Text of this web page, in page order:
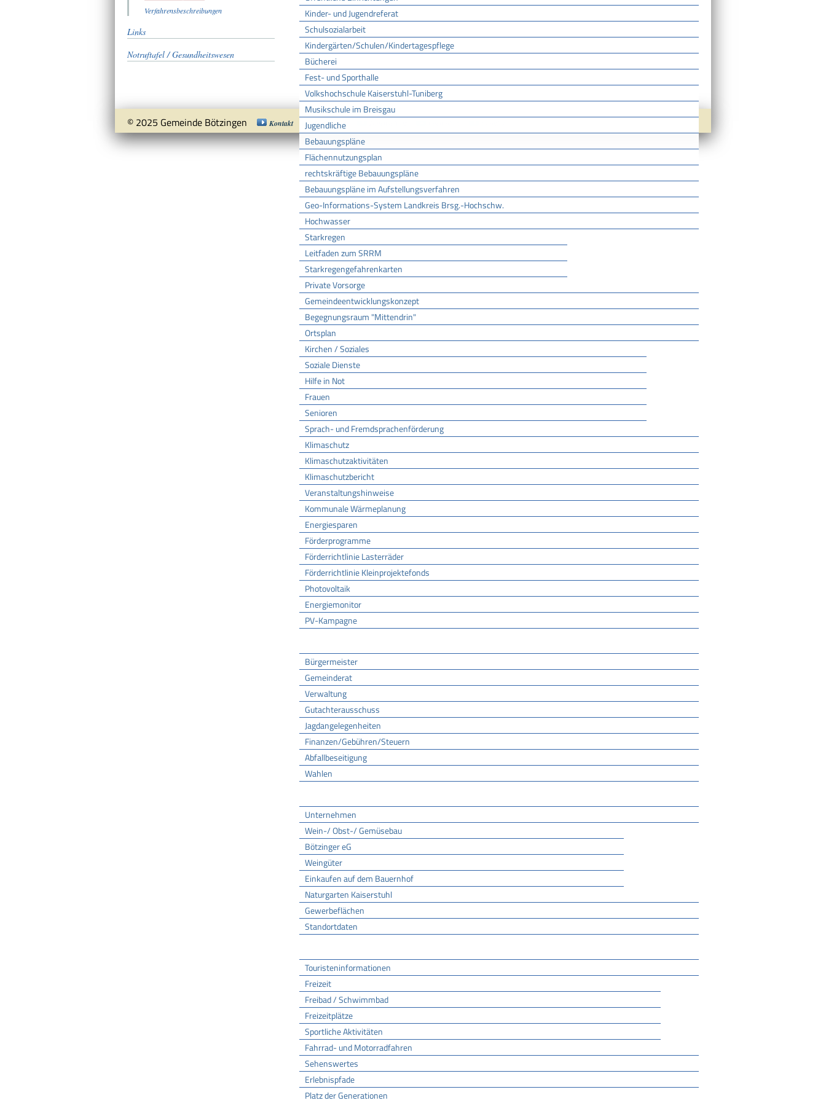
Kinder- und Jugendreferat
Schulsozialarbeit
Kindergärten/Schulen/Kindertagespflege
Bücherei
Fest- und Sporthalle
Volkshochschule Kaiserstuhl-Tuniberg
Musikschule im Breisgau
Jugendliche
Bebauungspläne
Flächennutzungsplan
rechtskräftige Bebauungspläne
Bebauungspläne im Aufstellungsverfahren
Geo-Informations-System Landkreis Brsg.-Hochschw.
Hochwasser
Starkregen
Leitfaden zum SRRM
Starkregengefahrenkarten
Private Vorsorge
Gemeindeentwicklungskonzept
Begegnungsraum "Mittendrin"
Ortsplan
Kirchen / Soziales
Soziale Dienste
Hilfe in Not
Frauen
Senioren
Sprach- und Fremdsprachenförderung
Klimaschutz
Klimaschutzaktivitäten
Klimaschutzbericht
Veranstaltungshinweise
Kommunale Wärmeplanung
Energiesparen
Förderprogramme
Förderrichtlinie Lasterräder
Förderrichtlinie Kleinprojektefonds
Photovoltaik
Energiemonitor
PV-Kampagne
Bürgermeister
Gemeinderat
Verwaltung
Gutachterausschuss
Jagdangelegenheiten
Finanzen/Gebühren/Steuern
Abfallbeseitigung
Wahlen
Unternehmen
Wein-/ Obst-/ Gemüsebau
Bötzinger eG
Weingüter
Einkaufen auf dem Bauernhof
Naturgarten Kaiserstuhl
Gewerbeflächen
Standortdaten
Touristeninformationen
Freizeit
Freibad / Schwimmbad
Freizeitplätze
Sportliche Aktivitäten
Fahrrad- und Motorradfahren
Sehenswertes
Erlebnispfade
Platz der Generationen
Verfahrensbeschreibungen
Links
Notruftafel / Gesundheitswesen
© 2025 Gemeinde Bötzingen Kontakt Impressum